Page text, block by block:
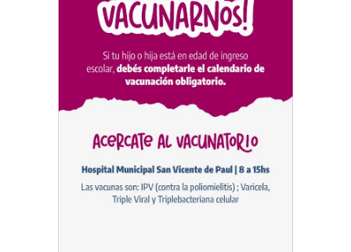
dejaron una mejora en la
ocupación turística, aunque
el sector mantiene la
preocupación por la crisis
Chascomús incorporó una